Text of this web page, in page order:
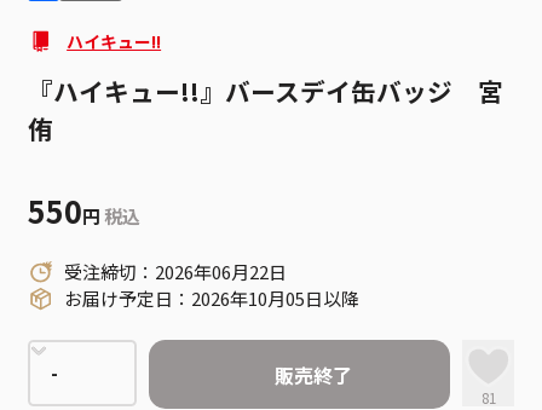
ハイキュー!!
『ハイキュー!!』バースデイ缶バッジ 宮
侑
550円 税込
受注締切：2026年06月22日
お届け予定日：2026年10月05日以降
販売終了
81